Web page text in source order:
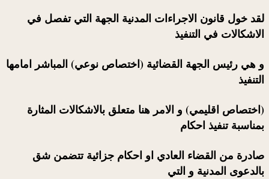
لقد خول قانون الاجراءات المدنية الجهة التي تفصل في
الاشكالات في التنفيذ
و هي رئيس الجهة القضائية (اختصاص نوعي) المباشر امامها
التنفيذ
(اختصاص اقليمي) و الامر هنا متعلق بالاشكالات المثارة
بمناسبة تنفيذ احكام
صادرة من القضاء العادي او احكام جزائية تتضمن شق
بالدعوى المدنية و التي